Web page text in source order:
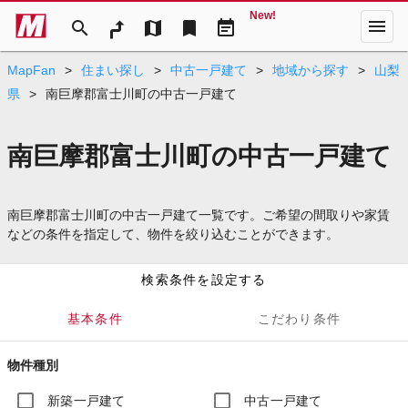
search map bookmark event_note
New! menu
MapFan > 住まい探し > 中古一戸建て > 地域から探す >
山梨
県
> 南巨摩郡富士川町の中古一戸建て
南巨摩郡富士川町の中古一戸建て
南巨摩郡富士川町の中古一戸建て一覧です。ご希望の間取りや家賃
などの条件を指定して、物件を絞り込むことができます。
検索条件を設定する
基本条件 こだわり条件
物件種別
新築一戸建て 中古一戸建て